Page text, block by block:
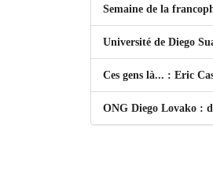
Semaine de la
Université de Diego
Ces gens là... : Eric
ONG Diego Lovako :